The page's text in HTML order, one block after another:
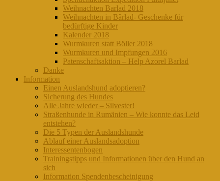
Weihnachten Barlad 2018
Weihnachten in Bârlad- Geschenke für
bedürftige Kinder
Kalender 2018
Wurmkuren statt Böller 2018
Wurmkuren und Impfungen 2016
Patenschaftsaktion – Help Azorel Barlad
Danke
Information
Einen Auslandshund adoptieren?
Sicherung des Hundes
Alle Jahre wieder – Silvester!
Straßenhunde in Rumänien – Wie konnte das Leid
entstehen?
Die 5 Typen der Auslandshunde
Ablauf einer Auslandsadoption
Interessentenbogen
Trainingstipps und Informationen über den Hund an
sich
Information Spendenbescheinigung